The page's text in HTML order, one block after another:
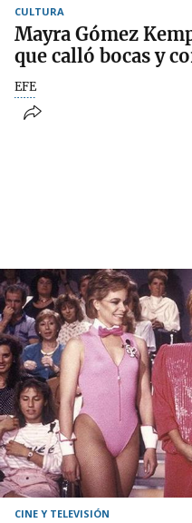
CULTURA
Mayra Gómez
que calló bocas y
EFE
CINE Y TELEVISIÓN